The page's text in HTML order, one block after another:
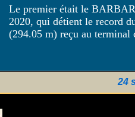
Le premier était le
2020, qui détient le record
(294.05 m) reçu au terminal
24